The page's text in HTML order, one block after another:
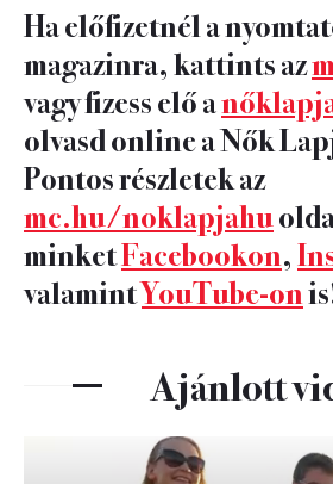
Ha előfizetnél a
magazinra, kattints az
vagy fizess elő a
olvasd online a Nők
Pontos részletek az
mc.hu/noklapjahu
minketFacebookon,
valamintYouTube-on
Ajánlott